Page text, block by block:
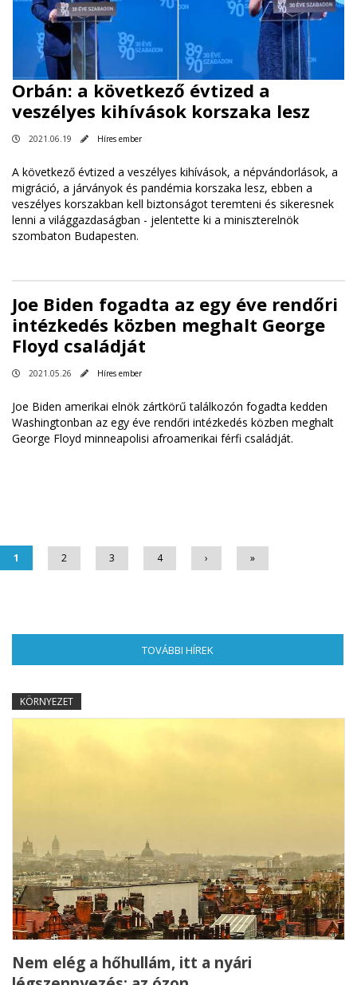
Orbán: a következő évtized a
veszélyes kihívások korszaka lesz
2021.06.19 Híres ember
A következő évtized a veszélyes kihívások, a népvándorlások, a
migráció, a járványok és pandémia korszaka lesz, ebben a
veszélyes korszakban kell biztonságot teremteni és sikeresnek
lenni a világgazdaságban - jelentette ki a miniszterelnök
szombaton Budapesten.
Joe Biden fogadta az egy éve rendőri
intézkedés közben meghalt George
Floyd családját
2021.05.26 Híres ember
Joe Biden amerikai elnök zártkörű találkozón fogadta kedden
Washingtonban az egy éve rendőri intézkedés közben meghalt
George Floyd minneapolisi afroamerikai férfi családját.
1 2 3 4 › »
TOVÁBBI HÍREK
KÖRNYEZET
Nem elég a hőhullám, itt a nyári